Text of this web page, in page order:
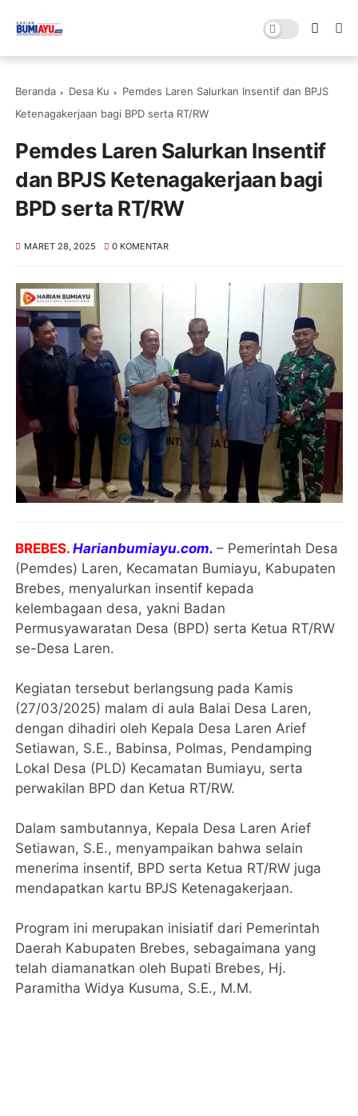
Beranda Desa Ku
Pemdes Laren Salurkan Insentif dan BPJS
Ketenagakerjaan bagi BPD serta RT/RW
Pemdes Laren Salurkan Insentif
dan BPJS Ketenagakerjaan bagi
BPD serta RT/RW
MARET 28, 2025 0 KOMENTAR
BREBES.Harianbumiayu.com.– Pemerintah Desa
(Pemdes) Laren, Kecamatan Bumiayu, Kabupaten
Brebes, menyalurkan insentif kepada
kelembagaan desa, yakni Badan
Permusyawaratan Desa (BPD) serta Ketua RT/RW
se-Desa Laren.
Kegiatan tersebut berlangsung pada Kamis
(27/03/2025) malam di aula Balai Desa Laren,
dengan dihadiri oleh Kepala Desa Laren Arief
Setiawan, S.E., Babinsa, Polmas, Pendamping
Lokal Desa (PLD) Kecamatan Bumiayu, serta
perwakilan BPD dan Ketua RT/RW.
Dalam sambutannya, Kepala Desa Laren Arief
Setiawan, S.E., menyampaikan bahwa selain
menerima insentif, BPD serta Ketua RT/RW juga
mendapatkan kartu BPJS Ketenagakerjaan.
Program ini merupakan inisiatif dari Pemerintah
Daerah Kabupaten Brebes, sebagaimana yang
telah diamanatkan oleh Bupati Brebes, Hj.
Paramitha Widya Kusuma, S.E., M.M.